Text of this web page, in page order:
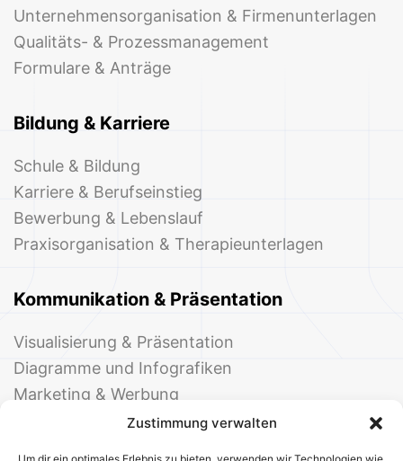
Zustimmung verwalten
Unternehmensorganisation & Firmenunterlagen
Qualitäts- & Prozessmanagement
Formulare & Anträge
Bildung & Karriere
Schule & Bildung
Karriere & Berufseinstieg
Bewerbung & Lebenslauf
Praxisorganisation & Therapieunterlagen
Kommunikation & Präsentation
Visualisierung & Präsentation
Diagramme und Infografiken
Marketing & Werbung
Events & Einladungen